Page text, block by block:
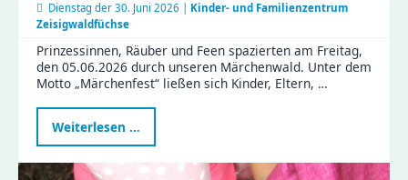
Dienstag der 30. Juni 2026 | Kinder- und Familienzentrum
Zeisigwaldfüchse
Prinzessinnen, Räuber und Feen spazierten am Freitag,
den 05.06.2026 durch unseren Märchenwald. Unter dem
Motto „Märchenfest“ ließen sich Kinder, Eltern, …
Weiterlesen …
Stunden
im